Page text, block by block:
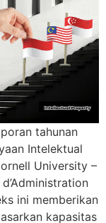
tahunan
Intelektual
University –
ini memberikan
kapasitas